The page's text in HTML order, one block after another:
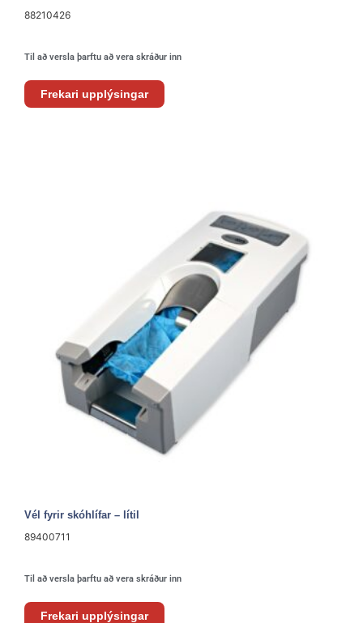
88210426
Til að versla þarftu að vera skráður inn
Frekari upplýsingar
Vél fyrir skóhlífar – lítil
89400711
Til að versla þarftu að vera skráður inn
Frekari upplýsingar